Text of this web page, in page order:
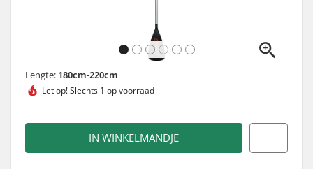
Lengte: 180cm-220cm
Let op!Slechts 1 op voorraad
IN WINKELMANDJE